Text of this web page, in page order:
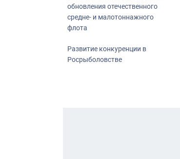
обновления отечественного
средне- и малотоннажного
флота
Развитие конкуренции в
Росрыболовстве